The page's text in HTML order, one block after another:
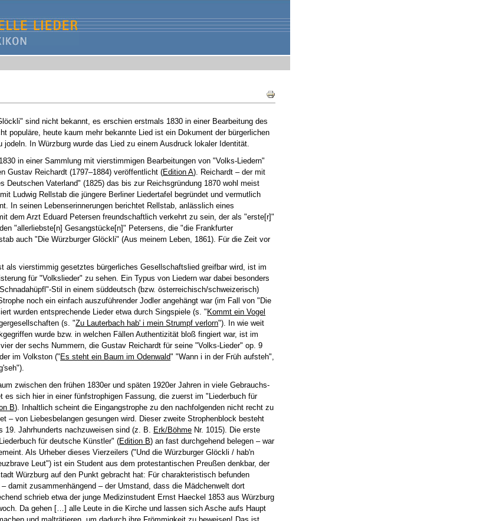
Document
Actions
sind nicht bekannt, es erschien erstmals 1830 in einer Bearbeitung des
populäre, heute kaum mehr bekannte Lied ist ein Dokument der bürgerlichen
In Würzburg wurde das Lied zu einem Ausdruck lokaler Identität.
in einer Sammlung mit vierstimmigen Bearbeitungen von "Volks-Liedern"
Gustav Reichardt (1797–1884) veröffentlicht (Edition A). Reichardt – der mit
Vaterland" (1825) das bis zur Reichsgründung 1870 wohl meist
Ludwig Rellstab die jüngere Berliner Liedertafel begründet und vermutlich
In seinen Lebenserinnerungen berichtet Rellstab, anlässlich eines
dem Arzt Eduard Petersen freundschaftlich verkehrt zu sein, der als "erste[r]"
"allerliebste[n] Gesangstücke[n]" Petersens, die "die Frankfurter
auch "Die Würzburger Glöckli" (Aus meinem Leben, 1861). Für die Zeit vor
als vierstimmig gesetztes bürgerliches Gesellschaftslied greifbar wird, ist im
für "Volkslieder" zu sehen. Ein Typus von Liedern war dabei besonders
Stil in einem süddeutsch (bzw. österreichisch/schweizerisch)
noch ein einfach auszuführender Jodler angehängt war (im Fall von "Die
wurden entsprechende Lieder etwa durch Singspiele (s. " Kommt ein Vogel
(s. "Zu Lauterbach hab' i mein Strumpf verlorn"). In wie weit
wurde bzw. in welchen Fällen Authentizität bloß fingiert war, ist im
der sechs Nummern, die Gustav Reichardt für seine "Volks-Lieder" op. 9
im Volkston (" Es steht ein Baum im Odenwald" "Wann i in der Früh aufsteh",
zwischen den frühen 1830er und späten 1920er Jahren in viele Gebrauchs-
es sich hier in einer fünfstrophigen Fassung, die zuerst im "Liederbuch für
B). Inhaltlich scheint die Eingangstrophe zu den nachfolgenden nicht recht zu
– von Liebesbelangen gesungen wird. Dieser zweite Strophenblock besteht
19. Jahrhunderts nachzuweisen sind (z. B. Erk/Böhme Nr. 1015). Die erste
für deutsche Künstler" (Edition B) an fast durchgehend belegen – war
Als Urheber dieses Vierzeilers ("Und die Würzburger Glöckli / hab'n
Leut") ist ein Student aus dem protestantischen Preußen denkbar, der
Würzburg auf den Punkt gebracht hat: Für charakteristisch befunden
damit zusammenhängend – der Umstand, dass die Mädchenwelt dort
schrieb etwa der junge Medizinstudent Ernst Haeckel 1853 aus Würzburg
Da gehen […] alle Leute in die Kirche und lassen sich Asche aufs Haupt